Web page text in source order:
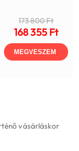
173 800 Ft
168 355 Ft
MEGVESZEM
vásárláskor